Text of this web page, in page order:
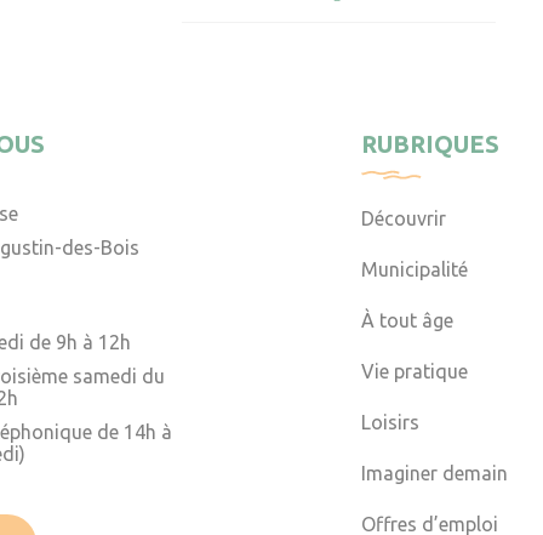
des-Bois
de 9h à 12h
samedi du
de 14h à
RUBRIQUES
Découvrir
Municipalité
À tout âge
Vie pratique
Loisirs
Imaginer demain
Offres d’emploi